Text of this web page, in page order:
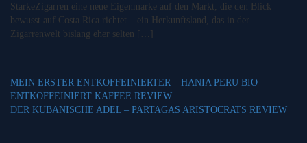
StarkeZigarren eine neue Eigenmarke auf den Markt, die den Blick
bewusst auf Costa Rica richtet – ein Herkunftsland, das in der
Zigarrenwelt bislang eher selten […]
MEIN ERSTER ENTKOFFEINIERTER – HANIA PERU BIO
ENTKOFFEINIERT KAFFEE REVIEW
DER KUBANISCHE ADEL – PARTAGAS ARISTOCRATS REVIEW